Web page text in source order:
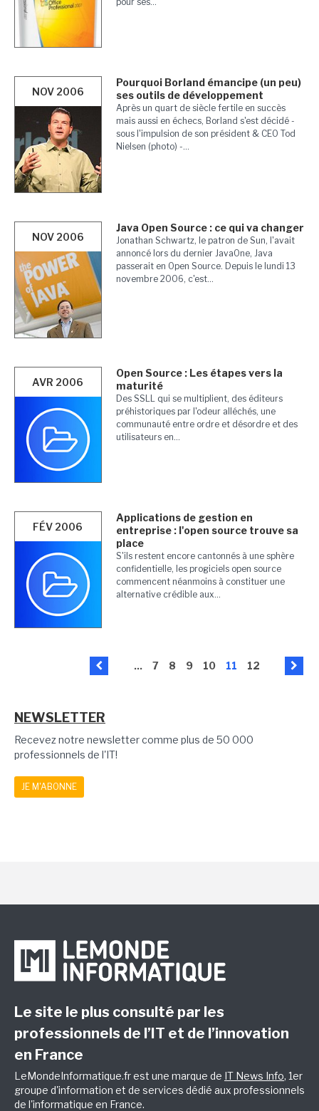
NOV 2006
Pourquoi Borland émancipe (un peu)
ses outils de développement
Après un quart de siècle fertile en succès
mais aussi en échecs, Borland s'est décidé -
sous l'impulsion de son président & CEO Tod
Nielsen (photo) -...
NOV 2006
Java Open Source : ce qui va changer
Jonathan Schwartz, le patron de Sun, l'avait
annoncé lors du dernier JavaOne, Java
passerait en Open Source. Depuis le lundi 13
novembre 2006, c'est...
AVR 2006
Open Source : Les étapes vers la
maturité
Des SSLL qui se multiplient, des éditeurs
préhistoriques par l'odeur alléchés, une
communauté entre ordre et désordre et des
utilisateurs en...
FÉV 2006
Applications de gestion en
entreprise : l'open source trouve sa
place
S'ils restent encore cantonnés à une sphère
confidentielle, les progiciels open source
commencent néanmoins à constituer une
alternative crédible aux...
... 7 8 9 10 11 12
NEWSLETTER
Recevez notre newsletter comme plus de 50 000
professionnels de l'IT!
JE M'ABONNE
Le site le plus consulté par les
professionnels de l’IT et de l’innovation
en France
LeMondeInformatique.fr est une marque de IT News Info, 1er
groupe d'information et de services dédié aux professionnels
de l'informatique en France.